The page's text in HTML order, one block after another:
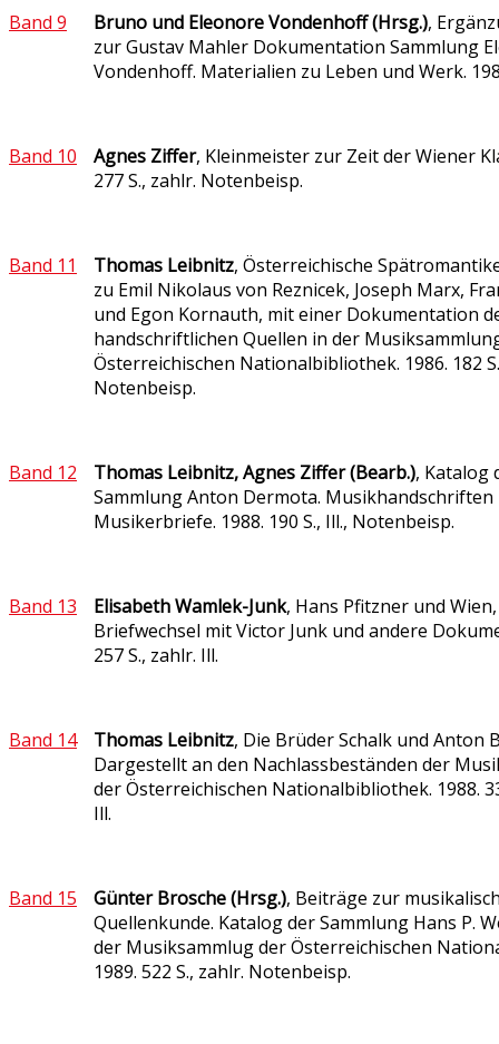
Band 9 Bruno und Eleonore Vondenhoff (Hrsg.),
zur Gustav Mahler Dokumentation Sammlung
Vondenhoff. Materialien zu Leben und Werk.
Band 10 Agnes Ziffer, Kleinmeister zur Zeit der Wiener
277 S., zahlr. Notenbeisp.
Band 11 Thomas Leibnitz, Österreichische
zu Emil Nikolaus von Reznicek, Joseph Marx,
und Egon Kornauth, mit einer Dokumentation
handschriftlichen Quellen in der
Österreichischen Nationalbibliothek. 1986. 182
Notenbeisp.
Band 12 Thomas Leibnitz, Agnes Ziffer (Bearb.), Katalog
Sammlung Anton Dermota. Musikhandschriften
Musikerbriefe. 1988. 190 S., Ill., Notenbeisp.
Band 13 Elisabeth Wamlek-Junk, Hans Pfitzner und
Briefwechsel mit Victor Junk und andere
257 S., zahlr. Ill.
Band 14 Thomas Leibnitz, Die Brüder Schalk und Anton
Dargestellt an den Nachlassbeständen der
der Österreichischen Nationalbibliothek. 1988.
Ill.
Band 15 Günter Brosche (Hrsg.), Beiträge zur
Quellenkunde. Katalog der Sammlung Hans P.
der Musiksammlug der Österreichischen
1989. 522 S., zahlr. Notenbeisp.